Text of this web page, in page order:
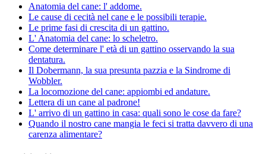
Anatomia del cane: l' addome.
Le cause di cecità nel cane e le possibili terapie.
Le prime fasi di crescita di un gattino.
L' Anatomia del cane: lo scheletro.
Come determinare l' età di un gattino osservando la sua
dentatura.
Il Dobermann, la sua presunta pazzia e la Sindrome di
Wobbler.
La locomozione del cane: appiombi ed andature.
Lettera di un cane al padrone!
L' arrivo di un gattino in casa: quali sono le cose da fare?
Quando il nostro cane mangia le feci si tratta davvero di una
carenza alimentare?